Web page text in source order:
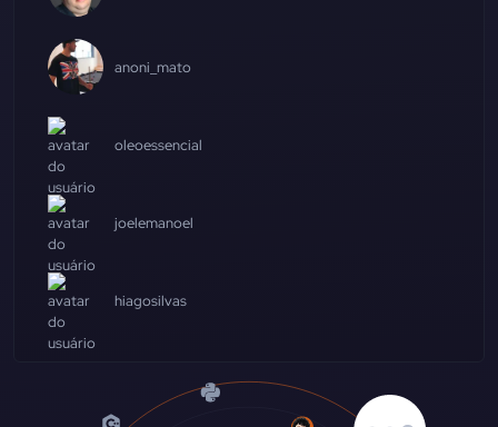
anoni_mato
oleoessencial
joelemanoel
hiagosilvas